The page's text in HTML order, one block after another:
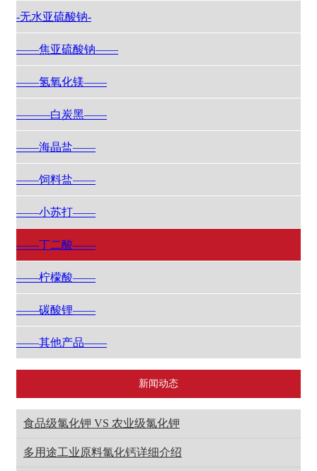
-无水亚硫酸钠-
——焦亚硫酸钠——
——氢氧化镁——
———白炭黑——
——海晶盐——
——饲料盐——
——小苏打——
——丁二酸——
——柠檬酸——
——碳酸锂——
——其他产品——
新闻动态
食品级氯化钾 VS 农业级氯化钾
多用途工业原料氯化钙详细介绍